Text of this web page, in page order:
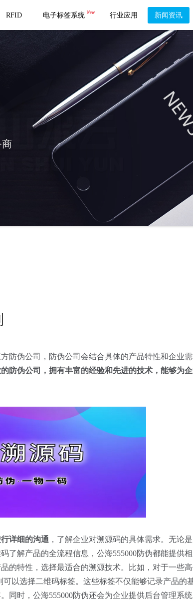
RFID 电子标签系统 New 行业应用 新闻资讯
商
防伪公司，防伪公司会结合具体的产品特性和企业
防伪公司，拥有丰富的经验和先进的技术，能够为
详细的沟通 ，了解企业对溯源码的具体需求。无论
了解产品的全流程信息，公海555000防伪都能提供相
的特性，选择最适合的溯源技术。比如，对于一些
以选择二维码标签。这些标签不仅能够记录产品的
同时，公海555000防伪还会为企业提供后台管理系